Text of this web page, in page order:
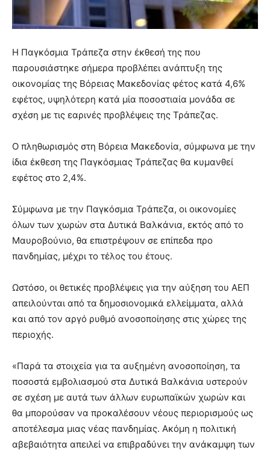
Η Παγκόσμια Τράπεζα στην έκθεσή της που
παρουσιάστηκε σήμερα προβλέπει ανάπτυξη της
οικονομίας της Βόρειας Μακεδονίας φέτος κατά 4,6%
εφέτος, υψηλότερη κατά μία ποσοστιαία μονάδα σε
σχέση με τις εαρινές προβλέψεις της Τράπεζας.
Ο πληθωρισμός στη Βόρεια Μακεδονία, σύμφωνα με την
ίδια έκθεση της Παγκόσμιας Τράπεζας θα κυμανθεί
εφέτος στο 2,4%.
Σύμφωνα με την Παγκόσμια Τράπεζα, οι οικονομίες
όλων των χωρών στα Δυτικά Βαλκάνια, εκτός από το
Μαυροβούνιο, θα επιστρέψουν σε επίπεδα προ
πανδημίας, μέχρι το τέλος του έτους.
Ωστόσο, οι θετικές προβλέψεις για την αύξηση του ΑΕΠ
απειλούνται από τα δημοσιονομικά ελλείμματα, αλλά
και από τον αργό ρυθμό ανοσοποίησης στις χώρες της
περιοχής.
«Παρά τα στοιχεία για τα αυξημένη ανοσοποίηση, τα
ποσοστά εμβολιασμού στα Δυτικά Βαλκάνια υστερούν
σε σχέση με αυτά των άλλων ευρωπαϊκών χωρών και
θα μπορούσαν να προκαλέσουν νέους περιορισμούς ως
αποτέλεσμα μιας νέας πανδημίας. Ακόμη η πολιτική
αβεβαιότητα απειλεί να επιβραδύνει την ανάκαμψη των